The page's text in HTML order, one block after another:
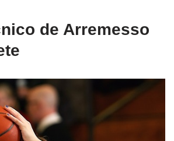
de Arremesso